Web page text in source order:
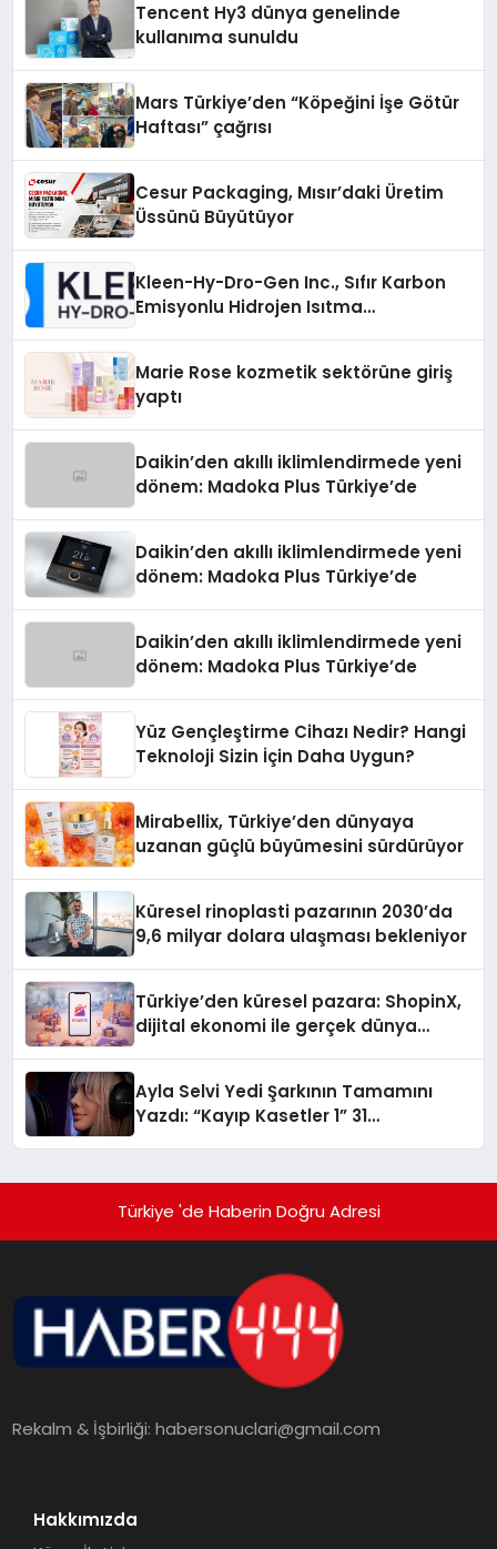
Tencent Hy3 dünya genelinde
kullanıma sunuldu
Mars Türkiye’den “Köpeğini İşe Götür
Haftası” çağrısı
Cesur Packaging, Mısır’daki Üretim
Üssünü Büyütüyor
Kleen-Hy-Dro-Gen Inc., Sıfır Karbon
Emisyonlu Hidrojen Isıtma
Marie Rose kozmetik sektörüne giriş
yaptı
Daikin’den akıllı iklimlendirmede yeni
dönem: Madoka Plus Türkiye’de
Daikin’den akıllı iklimlendirmede yeni
dönem: Madoka Plus Türkiye’de
Daikin’den akıllı iklimlendirmede yeni
dönem: Madoka Plus Türkiye’de
Yüz Gençleştirme Cihazı Nedir? Hangi
Teknoloji Sizin İçin Daha Uygun?
Mirabellix, Türkiye’den dünyaya
uzanan güçlü büyümesini sürdürüyor
Küresel rinoplasti pazarının 2030’da
9,6 milyar dolara ulaşması bekleniyor
Türkiye’den küresel pazara: ShopinX,
dijital ekonomi ile gerçek dünya
Ayla Selvi Yedi Şarkının Tamamını
Yazdı: “Kayıp Kasetler 1” 31
Türkiye 'de Haberin Doğru Adresi
Rekalm & İşbirliği:habersonuclari@gmail.com
Hakkımızda